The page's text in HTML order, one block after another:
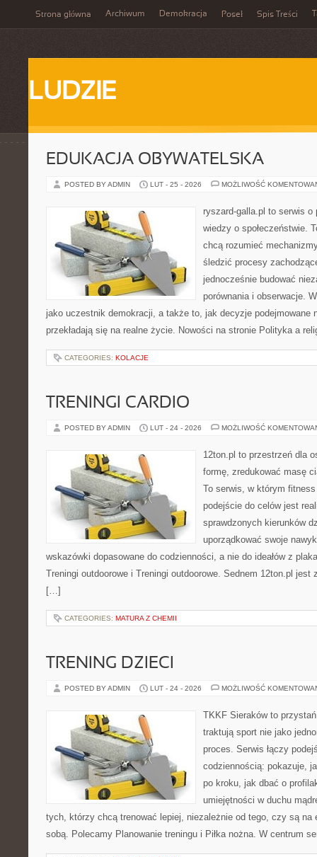
Strona główna Archiwum Demokracja Poseł Spis Treści
LUDZIE
EDUKACJA OBYWATELSKA
POSTED BY ADMIN LUT - 25 - 2026 MOŻLIWOŚĆ
ryszard-galla.pl to serwis
wiedzy o społeczeństwie.
chcą rozumieć
śledzić procesy
jednocześnie budować
porównania i obserwacje.
jako uczestnik demokracji, a także to, jak decyzje podejmowane
przekładają się na realne życie. Nowości na stronie Polityka a
CATEGORIES: KOLACJE
TRENINGI CARDIO
POSTED BY ADMIN LUT - 24 - 2026 MOŻLIWOŚĆ
12ton.pl to przestrzeń dla
formę, zredukować masę
To serwis, w którym
podejście do celów jest
sprawdzonych kierunków
uporządkować swoje
wskazówki dopasowane do codzienności, a nie do ideałów z
Treningi outdoorowe i Treningi outdoorowe. Sednem 12ton.pl jest
[…]
CATEGORIES: MATURA Z CHEMII
TRENING DZIECI
POSTED BY ADMIN LUT - 24 - 2026 MOŻLIWOŚĆ
TKKF Sieraków to
traktują sport nie jako
proces. Serwis łączy
codziennością: pokazuje,
po kroku, jak dbać o
umiejętności w duchu
tych, którzy chcą trenować lepiej, niezależnie od tego, czy są na
sobą. Polecamy Planowanie treningu i Piłka nożna. W centrum